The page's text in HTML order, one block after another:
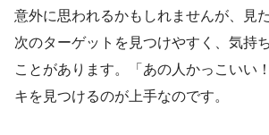
意外に思われるかもしれませんが、見
次のターゲットを見つけやすく、気持
ことがあります。「あの人かっこいい
キを見つけるのが上手なのです。